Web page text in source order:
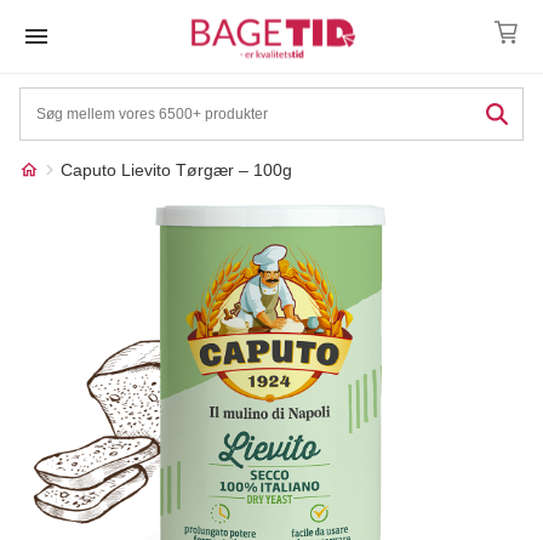
Caputo Lievito Tørgær – 100g
Måske kunne nogle af
disse produkter have din